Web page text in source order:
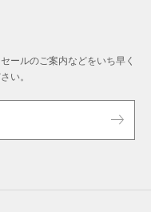
ールのご案内などをいち早く
い。